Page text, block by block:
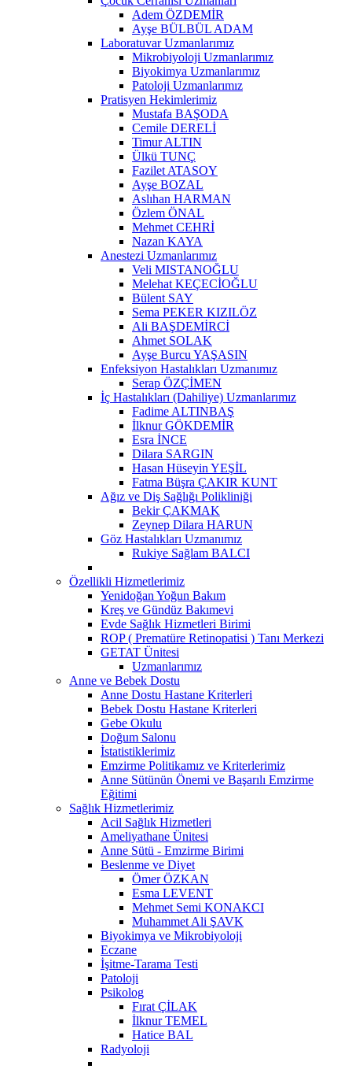
Adem ÖZDEMİR
Ayşe BÜLBÜL ADAM
Laboratuvar Uzmanlarımız
Mikrobiyoloji Uzmanlarımız
Biyokimya Uzmanlarımız
Patoloji Uzmanlarımız
Pratisyen Hekimlerimiz
Mustafa BAŞODA
Cemile DERELİ
Timur ALTIN
Ülkü TUNÇ
Fazilet ATASOY
Ayşe BOZAL
Aslıhan HARMAN
Özlem ÖNAL
Mehmet CEHRİ
Nazan KAYA
Anestezi Uzmanlarımız
Veli MISTANOĞLU
Melehat KEÇECİOĞLU
Bülent SAY
Sema PEKER KIZILÖZ
Ali BAŞDEMİRCİ
Ahmet SOLAK
Ayşe Burcu YAŞASIN
Enfeksiyon Hastalıkları Uzmanımız
Serap ÖZÇİMEN
İç Hastalıkları (Dahiliye) Uzmanlarımız
Fadime ALTINBAŞ
İlknur GÖKDEMİR
Esra İNCE
Dilara SARGIN
Hasan Hüseyin YEŞİL
Fatma Büşra ÇAKIR KUNT
Ağız ve Diş Sağlığı Polikliniği
Bekir ÇAKMAK
Zeynep Dilara HARUN
Göz Hastalıkları Uzmanımız
Rukiye Sağlam BALCI
Özellikli Hizmetlerimiz
Yenidoğan Yoğun Bakım
Kreş ve Gündüz Bakımevi
Evde Sağlık Hizmetleri Birimi
ROP ( Prematüre Retinopatisi ) Tanı Merkezi
GETAT Ünitesi
Uzmanlarımız
Anne ve Bebek Dostu
Anne Dostu Hastane Kriterleri
Bebek Dostu Hastane Kriterleri
Gebe Okulu
Doğum Salonu
İstatistiklerimiz
Emzirme Politikamız ve Kriterlerimiz
Anne Sütünün Önemi ve Başarılı Emzirme
Eğitimi
Sağlık Hizmetlerimiz
Acil Sağlık Hizmetleri
Ameliyathane Ünitesi
Anne Sütü - Emzirme Birimi
Beslenme ve Diyet
Ömer ÖZKAN
Esma LEVENT
Mehmet Semi KONAKCI
Muhammet Ali ŞAVK
Biyokimya ve Mikrobiyoloji
Eczane
İşitme-Tarama Testi
Patoloji
Psikolog
Fırat ÇİLAK
İlknur TEMEL
Hatice BAL
Radyoloji